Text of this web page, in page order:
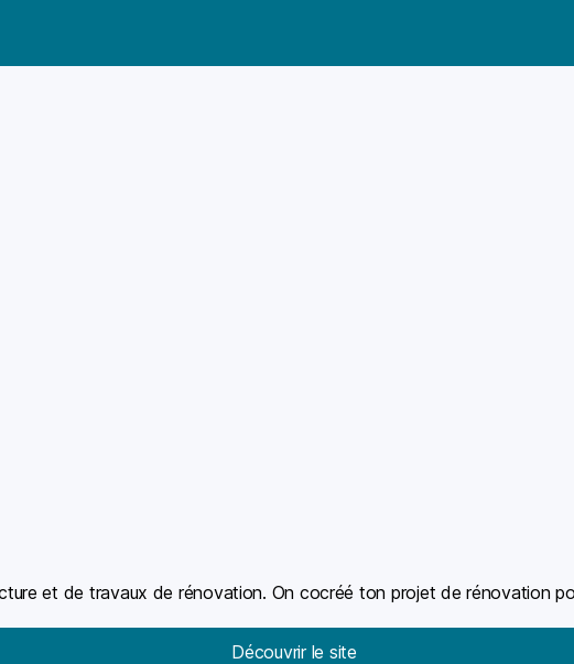
et de travaux de rénovation. On cocréé ton projet de rénovation
Découvrir le site